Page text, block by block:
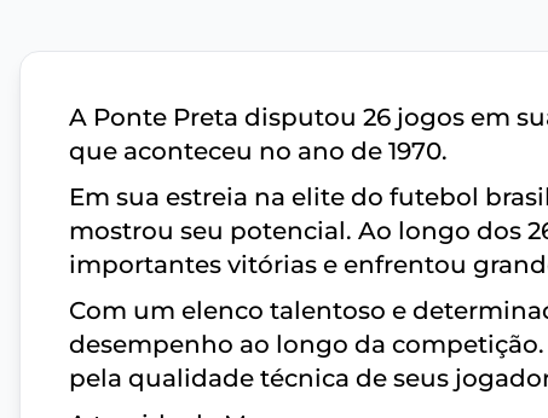
A Ponte Preta disputou 26 jogos em
que aconteceu no ano de 1970.
Em sua estreia na elite do futebol
mostrou seu potencial. Ao longo dos
importantes vitórias e enfrentou
Com um elenco talentoso e
desempenho ao longo da
pela qualidade técnica de seus